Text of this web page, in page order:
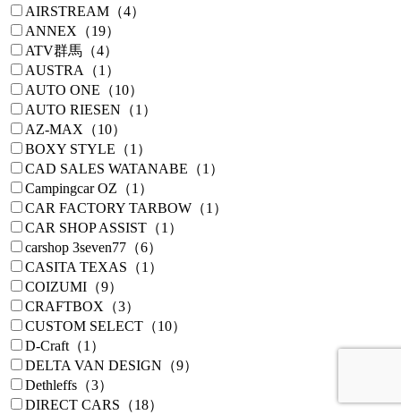
AIRSTREAM（4）
ANNEX（19）
ATV群馬（4）
AUSTRA（1）
AUTO ONE（10）
AUTO RIESEN（1）
AZ-MAX（10）
BOXY STYLE（1）
CAD SALES WATANABE（1）
Campingcar OZ（1）
CAR FACTORY TARBOW（1）
CAR SHOP ASSIST（1）
carshop 3seven77（6）
CASITA TEXAS（1）
COIZUMI（9）
CRAFTBOX（3）
CUSTOM SELECT（10）
D-Craft（1）
DELTA VAN DESIGN（9）
Dethleffs（3）
DIRECT CARS（18）